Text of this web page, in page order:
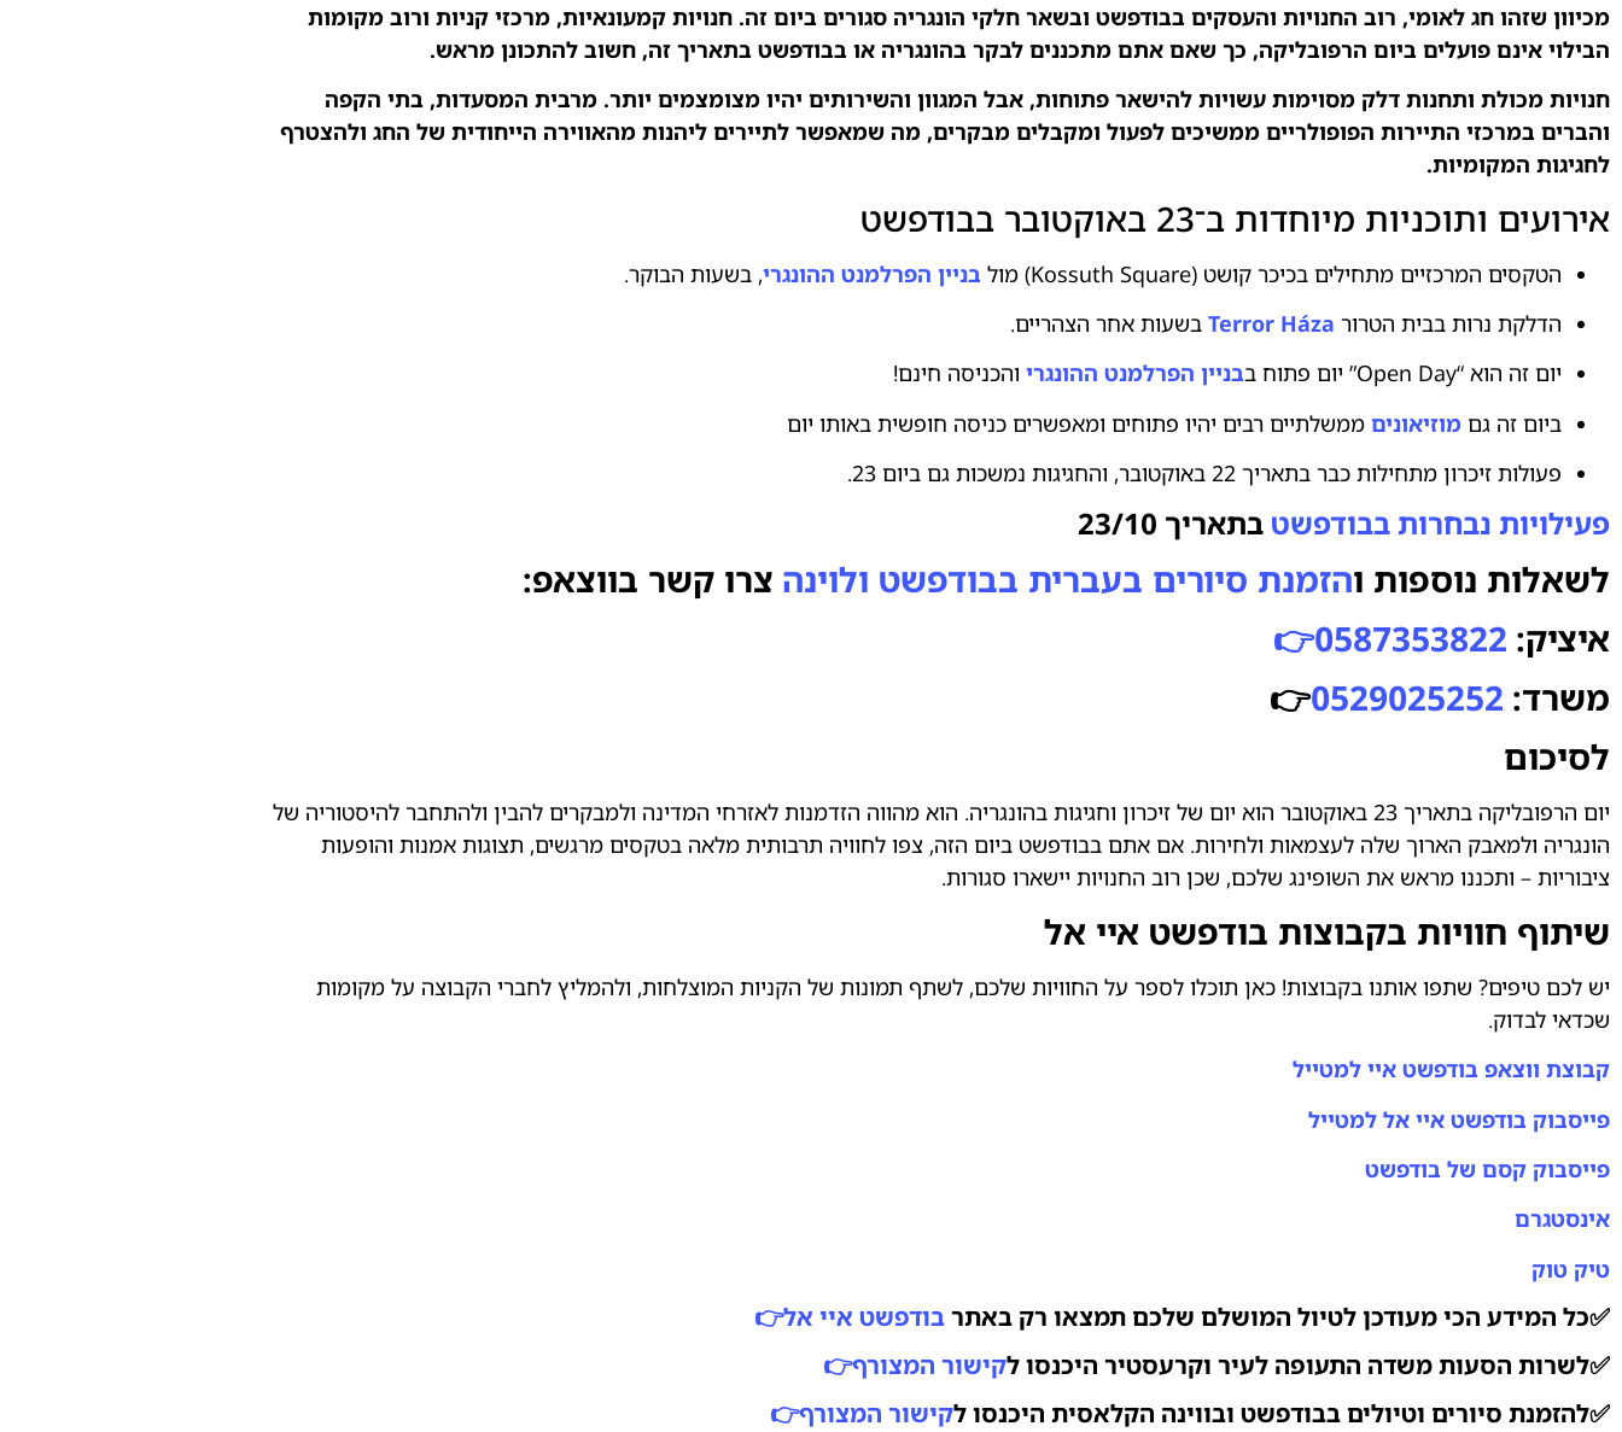
מכיוון שזהו חג לאומי, רוב החנויות והעסקים בבודפשט ובשאר חלקי הונגריה סגורים ביום זה. חנויות קמעונאיות, מרכזי קניות ורוב מקומות
הבילוי אינם פועלים ביום הרפובליקה, כך שאם אתם מתכננים לבקר בהונגריה או בבודפשט בתאריך זה, חשוב להתכונן מראש.
חנויות מכולת ותחנות דלק מסוימות עשויות להישאר פתוחות, אבל המגוון והשירותים יהיו מצומצמים יותר. מרבית המסעדות, בתי הקפה
והברים במרכזי התיירות הפופולריים ממשיכים לפעול ומקבלים מבקרים, מה שמאפשר לתיירים ליהנות מהאווירה הייחודית של החג ולהצטרף
לחגיגות המקומיות.
אירועים ותוכניות מיוחדות ב־23 באוקטובר בבודפשט
הטקסים המרכזיים מתחילים בכיכר קושט (Kossuth Square) מול בניין הפרלמנט ההונגרי, בשעות הבוקר.
הדלקת נרות בבית הטרור Terror Háza בשעות אחר הצהריים.
יום זה הוא “Open Day” יום פתוח ב
בניין הפרלמנט ההונגרי והכניסה חינם!
ביום זה גם מוזיאונים ממשלתיים רבים יהיו פתוחים ומאפשרים כניסה חופשית באותו יום
פעולות זיכרון מתחילות כבר בתאריך 22 באוקטובר, והחגיגות נמשכות גם ביום 23.
פעילויות נבחרות בבודפשט בתאריך 23/10
לשאלות נוספות והזמנת סיורים בעברית בבודפשט ולוינה צרו קשר בווצאפ:
איציק: 0587353822👉
משרד: 0529025252
👉
לסיכום
יום הרפובליקה בתאריך 23 באוקטובר הוא יום של זיכרון וחגיגות בהונגריה. הוא מהווה הזדמנות לאזרחי המדינה ולמבקרים להבין ולהתחבר להיסטוריה של
הונגריה ולמאבק הארוך שלה לעצמאות ולחירות. אם אתם בבודפשט ביום הזה, צפו לחוויה תרבותית מלאה בטקסים מרגשים, תצוגות אמנות והופעות
ציבוריות – ותכננו מראש את השופינג שלכם, שכן רוב החנויות יישארו סגורות.
שיתוף חוויות בקבוצות בודפשט איי אל
יש לכם טיפים? שתפו אותנו בקבוצות! כאן תוכלו לספר על החוויות שלכם, לשתף תמונות של הקניות המוצלחות, ולהמליץ לחברי הקבוצה על מקומות
שכדאי לבדוק.
קבוצת ווצאפ בודפשט איי למטייל
פייסבוק בודפשט איי אל למטייל
פייסבוק קסם של בודפשט
אינסטגרם
טיק טוק
✅כל המידע הכי מעודכן לטיול המושלם שלכם תמצאו רק באתרבודפשט איי אל👉
✅לשרות הסעות משדה התעופה לעיר וקרעסטיר היכנסו לקישור המצורף👉
✅להזמנת סיורים וטיולים בבודפשט ובווינה הקלאסית היכנסו לקישור המצורף👉